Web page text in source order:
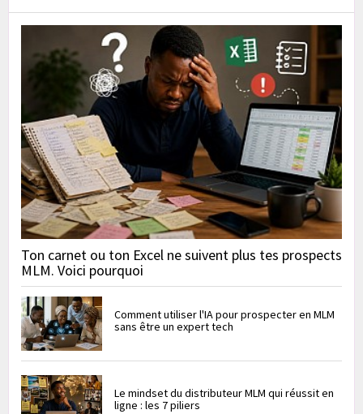
Ton carnet ou ton Excel ne suivent plus tes prospects
MLM. Voici pourquoi
Comment utiliser l'IA pour prospecter en MLM
sans être un expert tech
Le mindset du distributeur MLM qui réussit en
ligne : les 7 piliers